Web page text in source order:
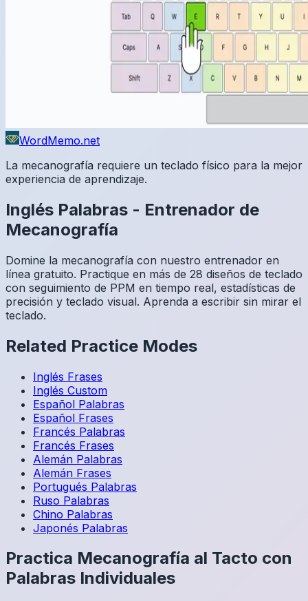
WordMemo.net
La mecanografía requiere un teclado físico para la mejor
experiencia de aprendizaje.
Inglés Palabras - Entrenador de
Mecanografía
Domine la mecanografía con nuestro entrenador en
línea gratuito. Practique en más de 28 diseños de teclado
con seguimiento de PPM en tiempo real, estadísticas de
precisión y teclado visual. Aprenda a escribir sin mirar el
teclado.
Related Practice Modes
Inglés Frases
Inglés Custom
Español Palabras
Español Frases
Francés Palabras
Francés Frases
Alemán Palabras
Alemán Frases
Portugués Palabras
Ruso Palabras
Chino Palabras
Japonés Palabras
Practica Mecanografía al Tacto con
Palabras Individuales